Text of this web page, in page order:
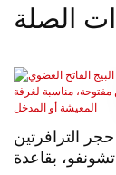
الصلة
الترافرتين
بقاعدة